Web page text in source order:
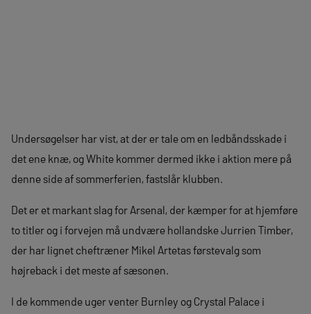
Undersøgelser har vist, at der er tale om en ledbåndsskade i
det ene knæ, og White kommer dermed ikke i aktion mere på
denne side af sommerferien, fastslår klubben.
Det er et markant slag for Arsenal, der kæmper for at hjemføre
to titler og i forvejen må undvære hollandske Jurrien Timber,
der har lignet cheftræner Mikel Artetas førstevalg som
højreback i det meste af sæsonen.
I de kommende uger venter Burnley og Crystal Palace i